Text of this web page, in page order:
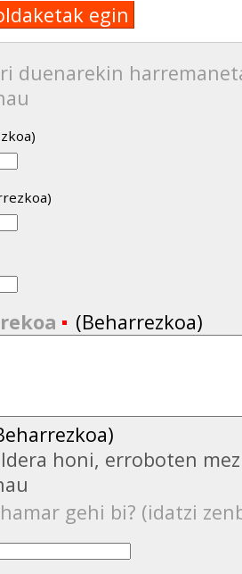
egin
duenarekin
(Beharrezkoa)
honi, erroboten
gehi bi? (idatzi